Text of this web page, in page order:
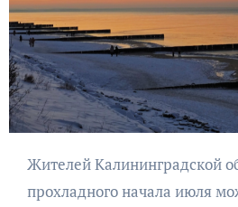
Жителей Калининградской области после
прохладного начала июля